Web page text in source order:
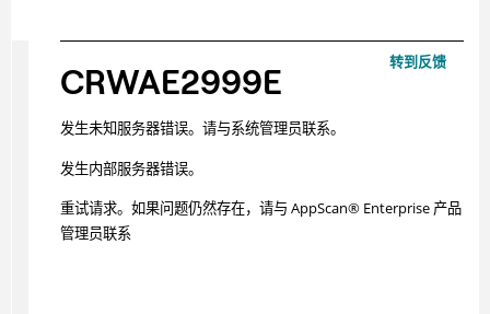
转到反馈
CRWAE2999E
发生未知服务器错误。请与系统管理员联系。
发生内部服务器错误。
重试请求。如果问题仍然存在，请与 AppScan®Enterprise 产品
管理员联系